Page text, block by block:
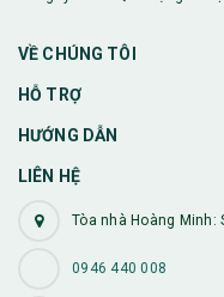
VỀ CHÚNG TÔI
HỖ TRỢ
HƯỚNG DẪN
LIÊN HỆ
Tòa nhà Hoàng Minh:
0946 440 008